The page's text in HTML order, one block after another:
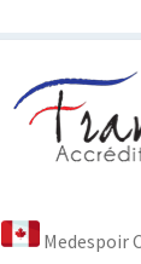
Medespoir